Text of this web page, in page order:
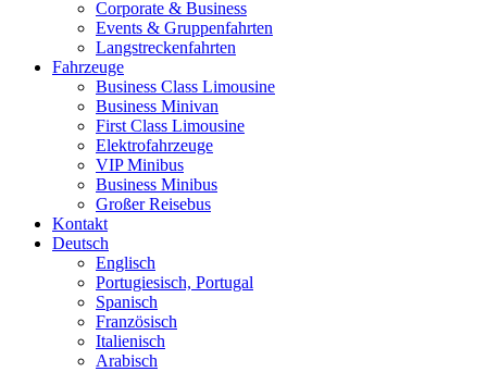
Corporate & Business
Events & Gruppenfahrten
Langstreckenfahrten
Fahrzeuge
Business Class Limousine
Business Minivan
First Class Limousine
Elektrofahrzeuge
VIP Minibus
Business Minibus
Großer Reisebus
Kontakt
Deutsch
Englisch
Portugiesisch, Portugal
Spanisch
Französisch
Italienisch
Arabisch